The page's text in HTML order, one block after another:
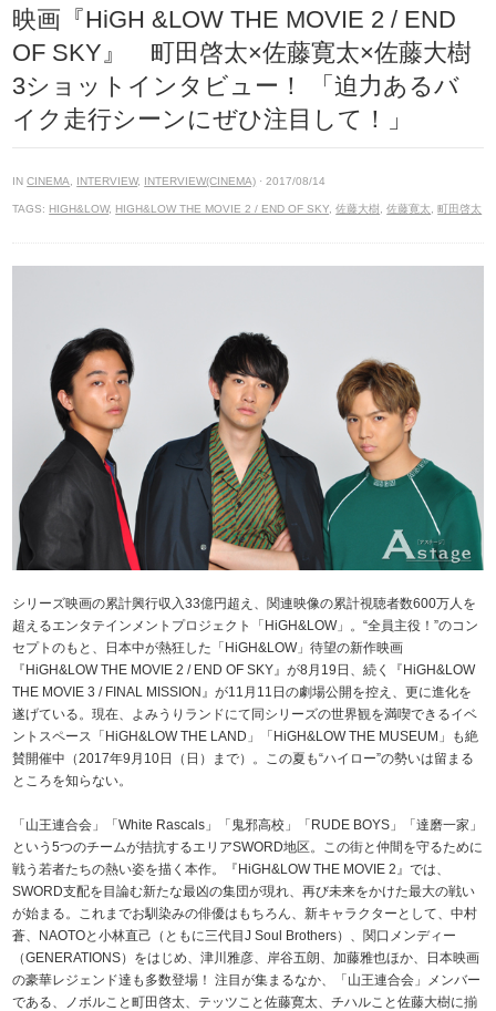
映画『HiGH &LOW THE MOVIE 2 / END
OF SKY』 町田啓太×佐藤寛太×佐藤大樹
3ショットインタビュー！ 「迫力あるバ
イク走行シーンにぜひ注目して！」
INCINEMA INTERVIEW, INTERVIEW(CINEMA) · 2017/08/14
TAGS: HIGH&LOW, HIGH&LOW THE MOVIE 2 / END OF SKY ,佐藤大樹 ,佐藤寛太 ,町田啓太
シリーズ映画の累計興行収入33億円超え、関連映像の累計視聴者数600万人を
超えるエンタテインメントプロジェクト「HiGH&LOW」。“全員主役！”のコン
セプトのもと、日本中が熱狂した「HiGH&LOW」待望の新作映画
『HiGH&LOW THE MOVIE 2 / END OF SKY』が8月19日、続く『HiGH&LOW
THE MOVIE 3 / FINAL MISSION』が11月11日の劇場公開を控え、更に進化を
遂げている。現在、よみうりランドにて同シリーズの世界観を満喫できるイベ
ントスペース「HiGH&LOW THE LAND」「HiGH&LOW THE MUSEUM」も絶
賛開催中（2017年9月10日（日）まで）。この夏も“ハイロー”の勢いは留まる
ところを知らない。
「山王連合会」「White Rascals」「鬼邪高校」「RUDE BOYS」「達磨一家」
という5つのチームが拮抗するエリアSWORD地区。この街と仲間を守るために
戦う若者たちの熱い姿を描く本作。『HiGH&LOW THE MOVIE 2』では、
SWORD支配を目論む新たな最凶の集団が現れ、再び未来をかけた最大の戦い
が始まる。これまでお馴染みの俳優はもちろん、新キャラクターとして、中村
蒼、NAOTOと小林直己（ともに三代目J Soul Brothers）、関口メンディー
（GENERATIONS）をはじめ、津川雅彦、岸谷五朗、加藤雅也ほか、日本映画
の豪華レジェンド達も多数登場！ 注目が集まるなか、「山王連合会」メンバー
である、ノボルこと町田啓太、テッツこと佐藤寛太、チハルこと佐藤大樹に揃